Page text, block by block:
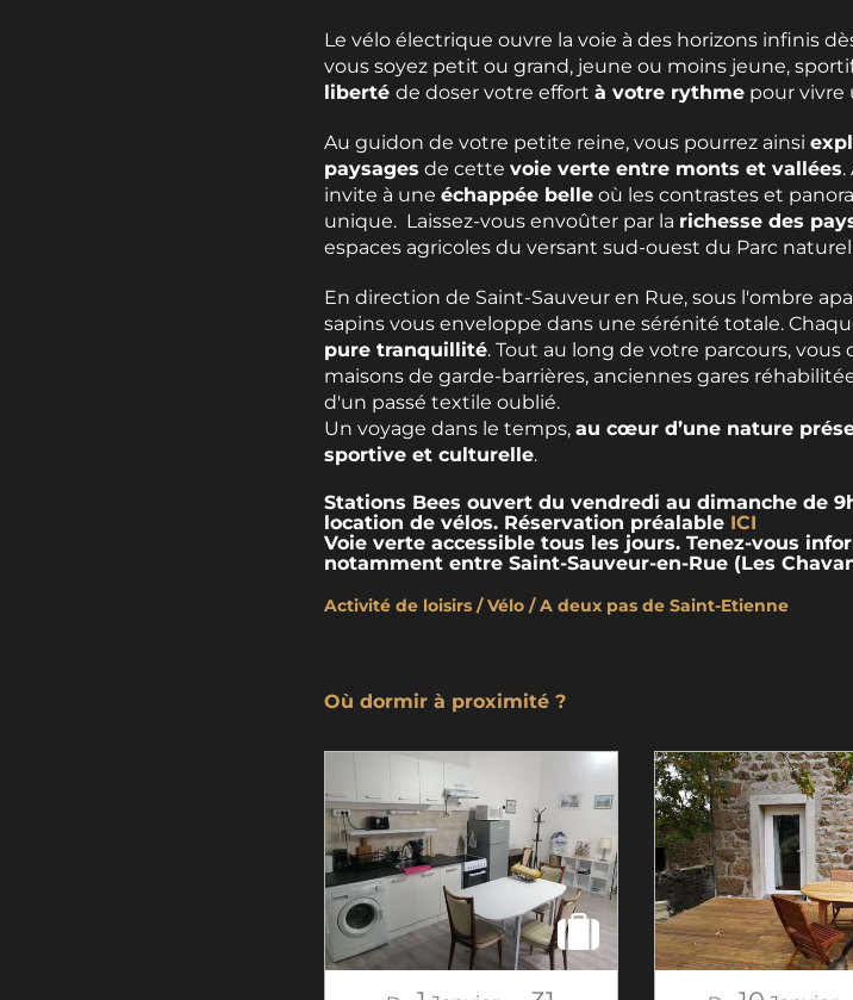
Le vélo électrique ouvre la voie à des horizons infinis
vous soyez petit ou grand, jeune ou moins jeune,
liberté de doser votre effort à votre rythme pour vivre
Au guidon de votre petite reine, vous pourrez ainsi
paysages de cette voie verte entre monts et vallées.
invite à une échappée belle où les contrastes et
unique. Laissez-vous envoûter par la richesse des
espaces agricoles du versant sud-ouest du Parc
En direction de Saint-Sauveur en Rue, sous l'ombre
sapins vous enveloppe dans une sérénité totale.
pure tranquillité. Tout au long de votre parcours, vous
maisons de garde-barrières, anciennes gares
d'un passé textile oublié.
Un voyage dans le temps, au cœur d’une nature
sportive et culturelle.
Stations Bees ouvert du vendredi au dimanche de
location de vélos. Réservation préalable ICI
Voie verte accessible tous les jours. Tenez-vous
notamment entre Saint-Sauveur-en-Rue (Les
Activité de loisirs / Vélo / A deux pas de Saint-Etienne
Où dormir à proximité ?